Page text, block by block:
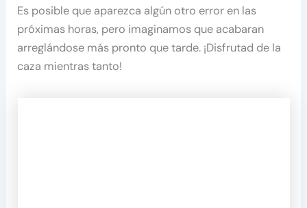
Es posible que aparezca algún otro error en las
próximas horas, pero imaginamos que acabaran
arreglándose más pronto que tarde. ¡Disfrutad de la
caza mientras tanto!